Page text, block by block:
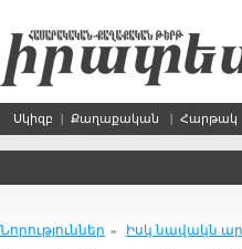
Սկիզբ | Քաղաքական | Հարթակ
Նորություններ » Իսկ նավակն